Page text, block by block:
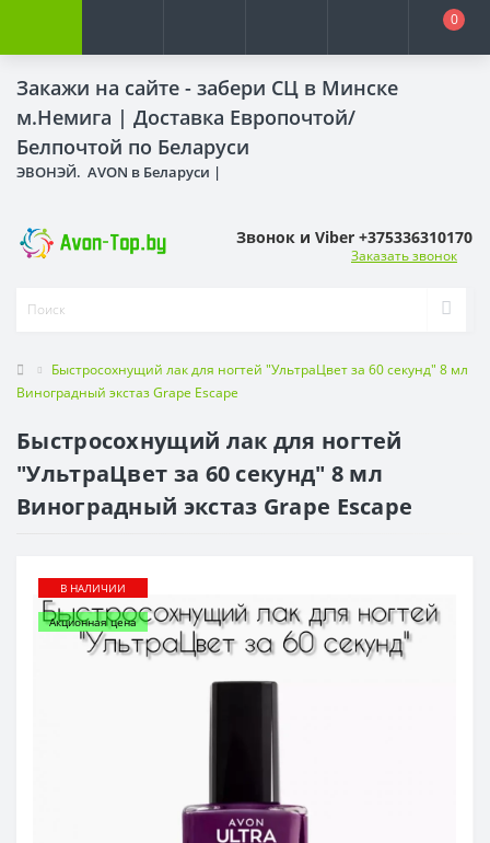
Закажи на сайте - забери СЦ в Минске
м.Немига | Доставка Европочтой/
Белпочтой по Беларуси
ЭВОНЭЙ. AVON в Беларуси |
0
Звонок и Viber +375336310170
Заказать звонок
Быстросохнущий лак для ногтей "УльтраЦвет за 60 секунд" 8 мл
Виноградный экстаз Grape Escape
Быстросохнущий лак для ногтей
"УльтраЦвет за 60 секунд" 8 мл
Виноградный экстаз Grape Escape
В НАЛИЧИИ
Акционная цена